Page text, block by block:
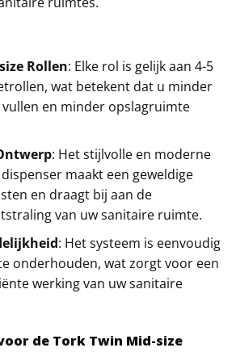
Rollen: Elke rol is gelijk aan 4-5
wat betekent dat u minder
en minder opslagruimte
: Het stijlvolle en moderne
maakt een geweldige
en draagt bij aan de
van uw sanitaire ruimte.
: Het systeem is eenvoudig
onderhouden, wat zorgt voor een
werking van uw sanitaire
de Tork Twin Mid-size